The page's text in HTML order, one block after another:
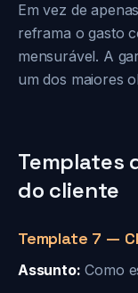
Em vez de
reframa o gasto
mensurável. A
um dos maiores
Templates
do cliente
Template 7 —
Assunto: Como